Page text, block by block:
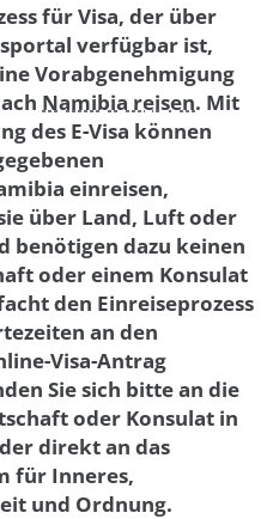
für Visa, der über
verfügbar ist,
Vorabgenehmigung
Namibia reisen. Mit
des E-Visa können
einreisen,
über Land, Luft oder
benötigen dazu keinen
oder einem Konsulat
den Einreiseprozess
an den
Visa-Antrag
Sie sich bitte an die
oder Konsulat in
direkt an das
für Inneres,
und Ordnung.